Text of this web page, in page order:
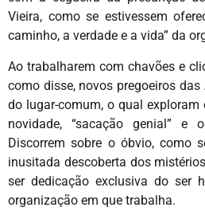
Vieira, como se estivessem
caminho, a verdade e a vida” da
Ao trabalharem com chavões e
como disse, novos pregoeiros das
do lugar-comum, o qual
novidade, “sacação genial” e
Discorrem sobre o óbvio, como
inusitada descoberta dos
ser dedicação exclusiva do ser
organização em que trabalha.